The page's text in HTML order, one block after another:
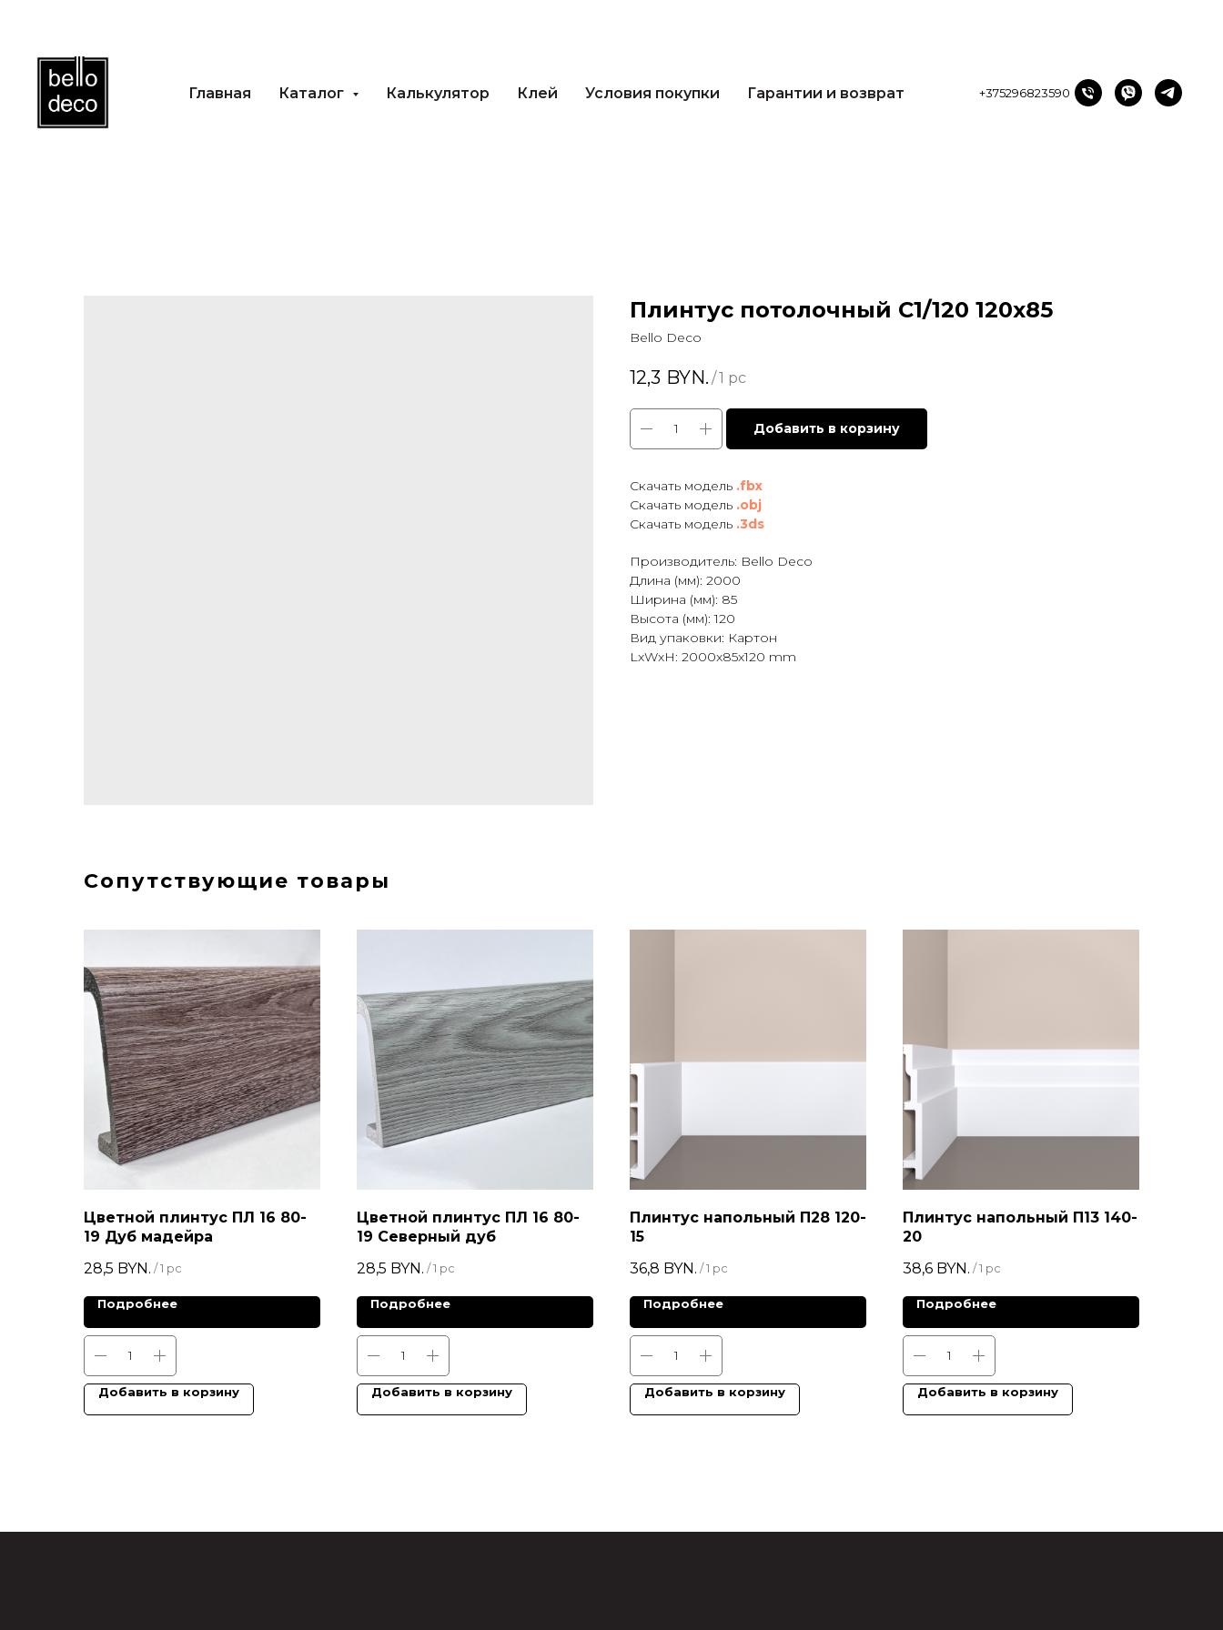
Главная Каталог Калькулятор Клей Условия покупки Гарантии и возврат +375296823590
Плинтус потолочный С1/120 120х85
Bello Deco
12,3 BYN. /1 pc
Добавить в корзину
Cкачать модель .fbx
Скачать модель .obj
Скачать модель .3ds
Производитель: Bello Deco
Длина (мм): 2000
Ширина (мм): 85
Высота (мм): 120
Вид упаковки: Картон
LxWxH: 2000x85x120 mm
Сопутствующие товары
Цветной плинтус ПЛ 16 80-
19 Дуб мадейра
28,5 BYN. / 1 pc
Подробнее
Добавить в корзину
Цветной плинтус ПЛ 16 80-
19 Северный дуб
28,5 BYN. / 1 pc
Подробнее
Добавить в корзину
Плинтус напольный П28 120-
15
36,8 BYN. / 1 pc
Подробнее
Добавить в корзину
Плинтус напольный П13 140-
20
38,6 BYN. / 1 pc
Подробнее
Добавить в корзину